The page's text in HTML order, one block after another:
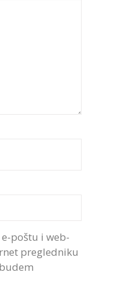
poštu i web-
pregledniku